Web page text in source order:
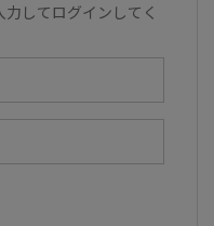
してログインしてく